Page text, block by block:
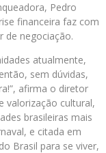
Pedro
financeira faz com
de negociação.
atualmente,
sem dúvidas,
afirma o diretor
valorização cultural,
brasileiras mais
e citada em
Brasil para se viver,